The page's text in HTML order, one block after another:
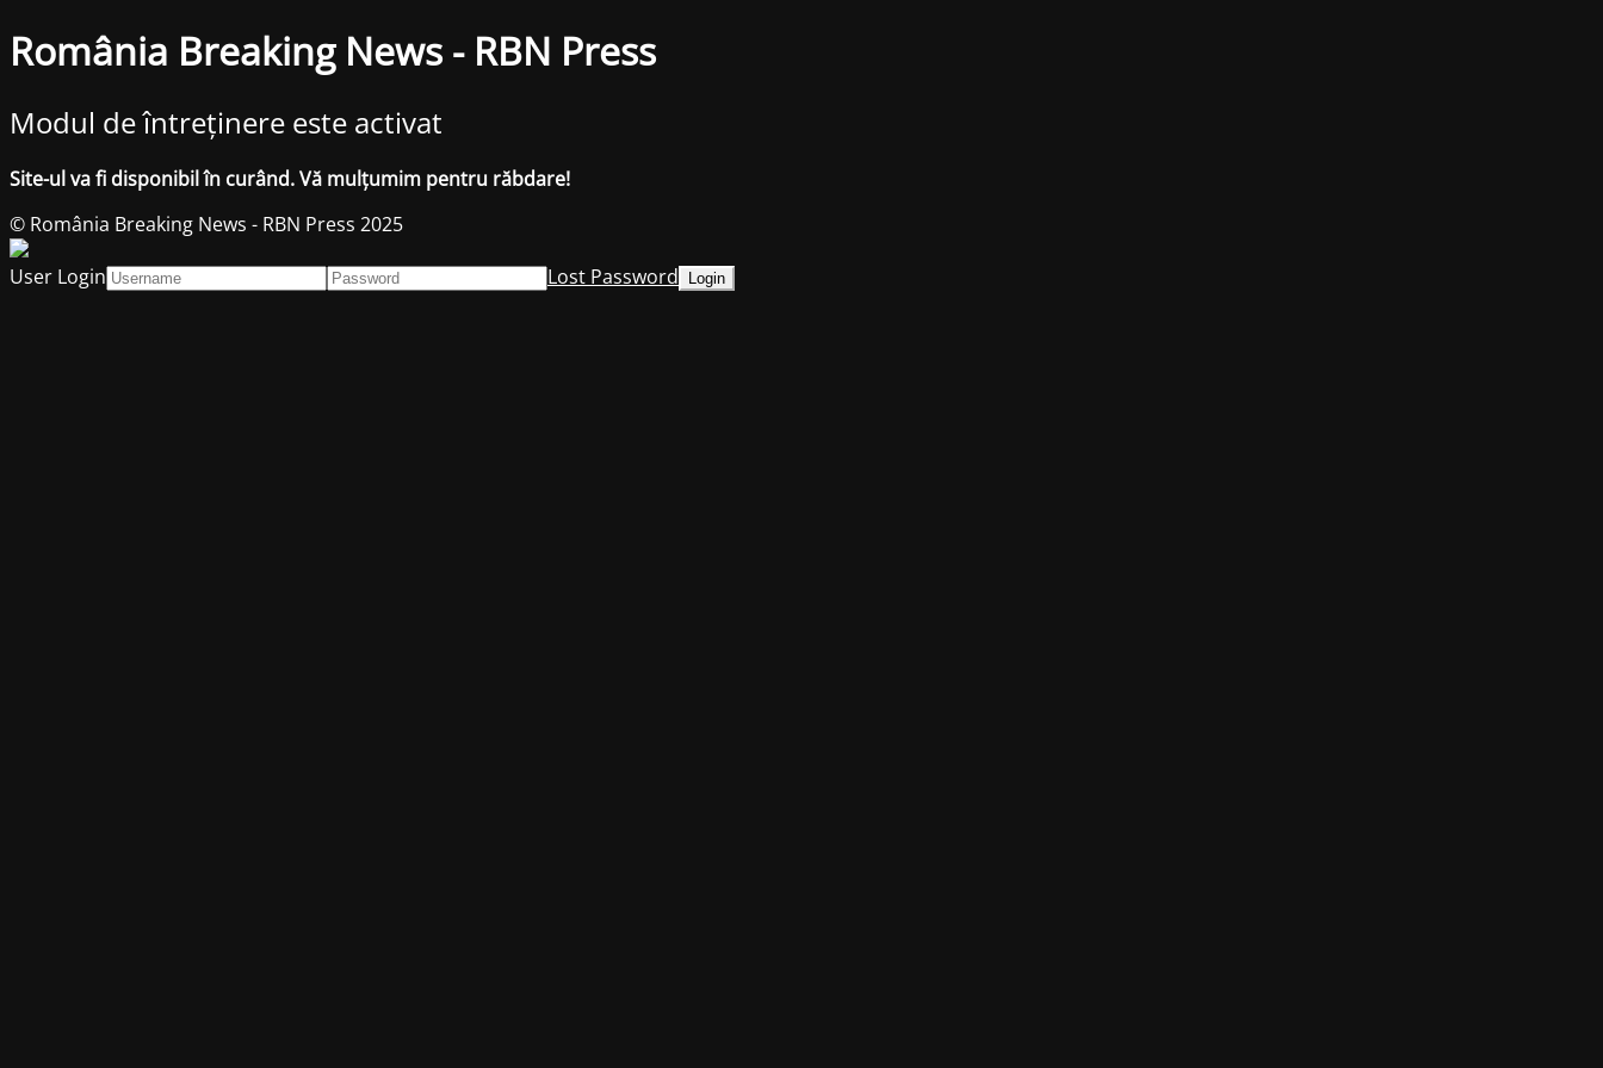
România Breaking News - RBN Press
Modul de întreținere este activat
Site-ul va fi disponibil în curând. Vă mulțumim pentru răbdare!
© România Breaking News - RBN Press 2025
User Login
Lost Password